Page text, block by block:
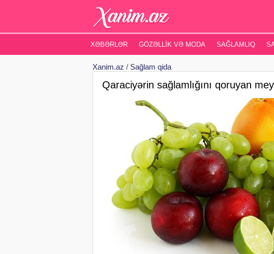
XƏBƏRLƏR GÖZƏLLIK VƏ MODA SAĞLAMLIQ
Xanim.az / Sağlam qida
Qaraciyərin sağlamlığını qoruyan